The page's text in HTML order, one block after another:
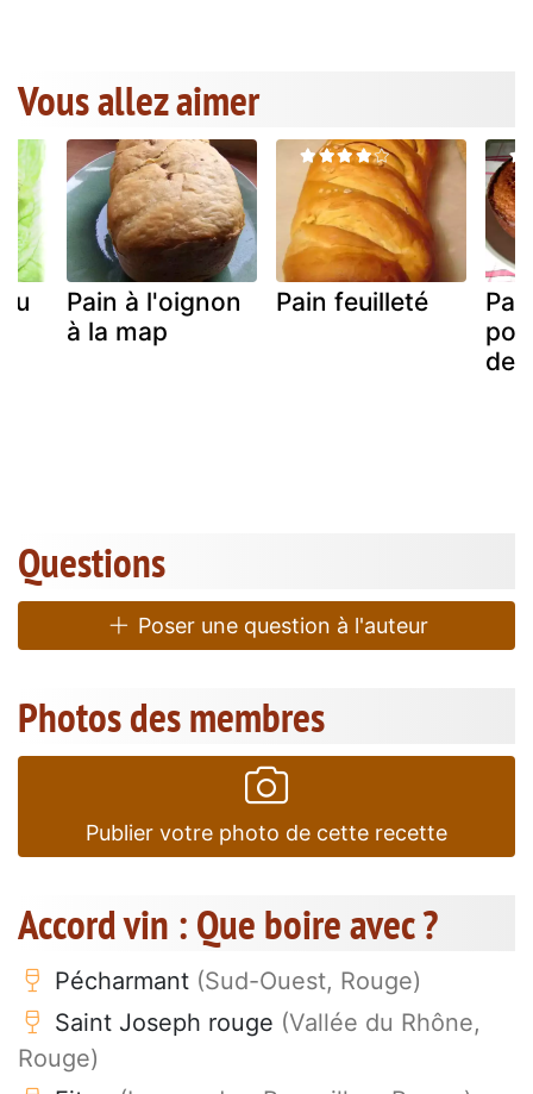
Vous allez aimer
Pain à l'oignon
à la map
Pain feuilleté
Questions
Poser une question à l'auteur
Photos des membres
Publier votre photo de cette recette
Accord vin : Que boire avec ?
Pécharmant (Sud-Ouest, Rouge)
Saint Joseph rouge (Vallée du Rhône,
Rouge)